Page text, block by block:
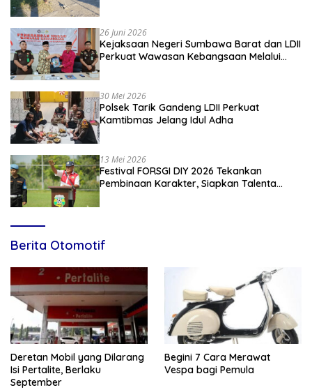
26 Juni 2026
Kejaksaan Negeri Sumbawa Barat dan LDII
Perkuat Wawasan Kebangsaan Melalui
30 Mei 2026
Polsek Tarik Gandeng LDII Perkuat
Kamtibmas Jelang Idul Adha
13 Mei 2026
Festival FORSGI DIY 2026 Tekankan
Pembinaan Karakter, Siapkan Talenta
Berita Otomotif
Deretan Mobil yang Dilarang
Isi Pertalite, Berlaku
September
Begini 7 Cara Merawat
Vespa bagi Pemula